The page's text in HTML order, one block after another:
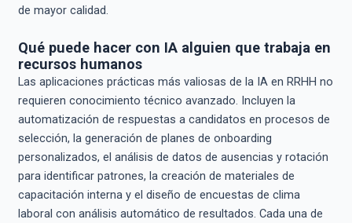
de mayor calidad.
Qué puede hacer con IA alguien que trabaja en
recursos humanos
Las aplicaciones prácticas más valiosas de la IA en RRHH no
requieren conocimiento técnico avanzado. Incluyen la
automatización de respuestas a candidatos en procesos de
selección, la generación de planes de onboarding
personalizados, el análisis de datos de ausencias y rotación
para identificar patrones, la creación de materiales de
capacitación interna y el diseño de encuestas de clima
laboral con análisis automático de resultados. Cada una de